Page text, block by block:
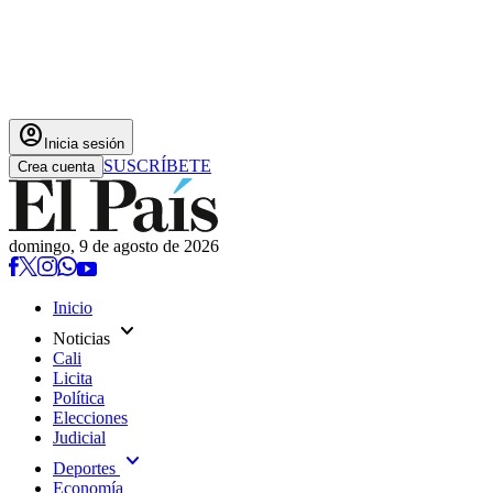
account_circle Inicia sesión
Crea cuenta SUSCRÍBETE
domingo, 9 de agosto de 2026
Inicio
Noticias expand_more
Cali
Licita
Política
Elecciones
Judicial
Deportes expand_more
Economía